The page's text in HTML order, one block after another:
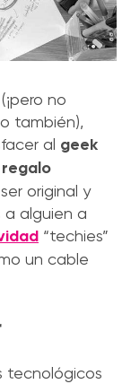
no
también),
al geek
regalo
original y
a alguien a
“techies”
un cable
tecnológicos